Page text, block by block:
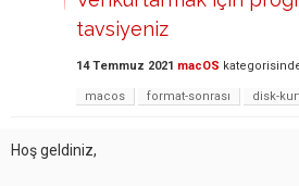
tavsiyeniz
14 Temmuz 2021 macOS
macos format-sonrası disk-
Hoş geldiniz,